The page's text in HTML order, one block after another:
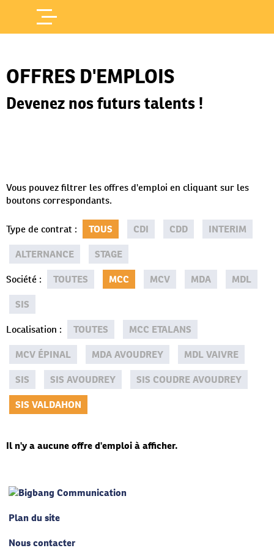
OFFRES D'EMPLOIS
Devenez nos futurs talents !
Vous pouvez filtrer les offres d'emploi en cliquant sur les
boutons correspondants.
Type de contrat : TOUS CDI CDD
INTERIM
ALTERNANCE
STAGE
Société : TOUTES MCC MCV MDA
MDL
SIS
Localisation : TOUTES
MCC ETALANS
MCV ÉPINAL
MDA AVOUDREY
MDL VAIVRE
SIS
SIS AVOUDREY
SIS COUDRE AVOUDREY
SIS VALDAHON
Il n'y a aucune offre d'emploi à afficher.
Plan du site
Nous contacter